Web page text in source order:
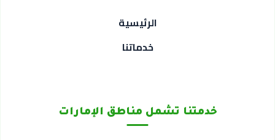
الرئيسية
خدماتنا
خدمتنا تشمل مناطق الإمارات